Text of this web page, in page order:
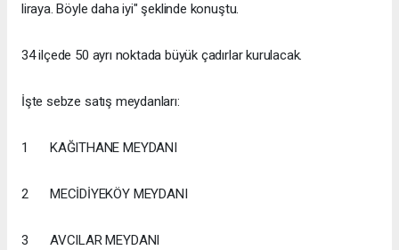
liraya. Böyle daha iyi" şeklinde konuştu.
34 ilçede 50 ayrı noktada büyük çadırlar kurulacak.
İşte sebze satış meydanları:
1 KAĞITHANE MEYDANI
2 MECİDİYEKÖY MEYDANI
3 AVCILAR MEYDANI